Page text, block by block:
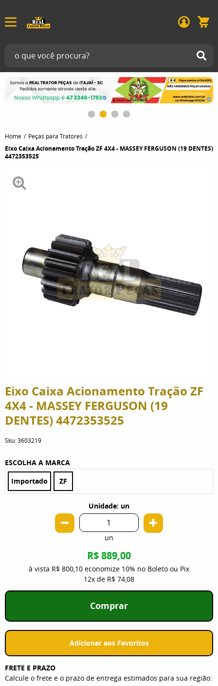
Home Peças para Tratores
Eixo Caixa Acionamento Tração ZF 4X4 - MASSEY FERGUSON (19 DENTES)
4472353525
Eixo Caixa Acionamento Tração ZF
4X4 - MASSEY FERGUSON (19
DENTES) 4472353525
Sku:3603219
ESCOLHA A MARCA
Importado
ZF
Unidade: un
un
R$ 889,00
à vista R$ 800,10 economize 10% no Boleto ou Pix
12x de R$ 74,08
Comprar
Adicionar aos Favoritos
FRETE E PRAZO
Calcule o frete e o prazo de entrega estimados para sua região: